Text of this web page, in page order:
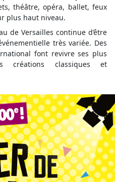
théâtre, opéra, ballet, feux
plus haut niveau.
de Versailles continue d’être
très variée. Des
font revivre ses plus
créations classiques et